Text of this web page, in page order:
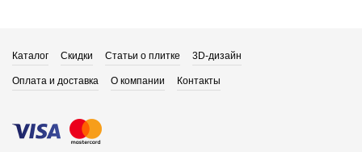
Каталог Скидки Статьи о плитке 3D-дизайн
Оплата и доставка О компании Контакты